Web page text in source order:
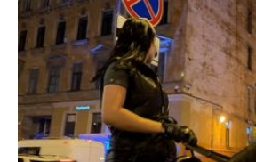
04.08.2025